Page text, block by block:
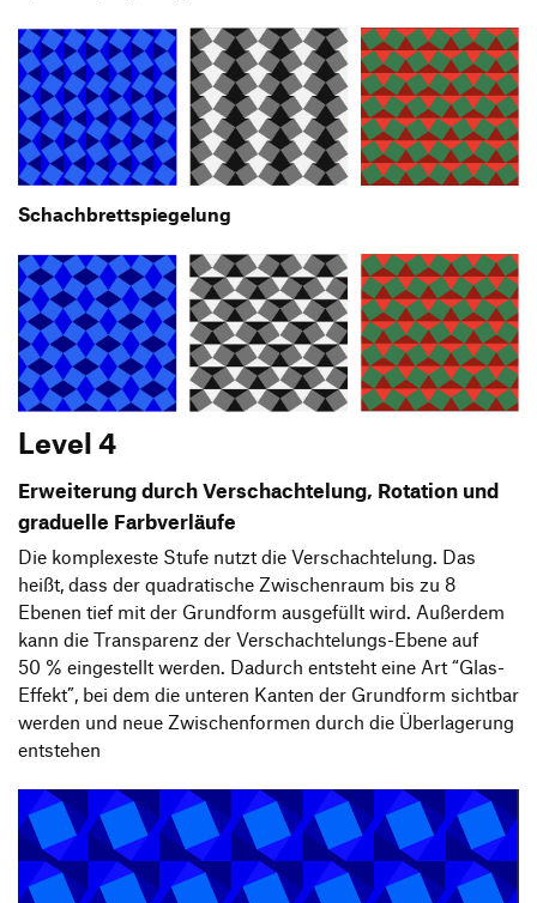
Schachbrettspiegelung
Level 4
Erweiterung durch Verschachtelung, Rotation und
graduelle Farbverläufe
Die komplexeste Stufe nutzt die Verschachtelung. Das
heißt, dass der quadratische Zwischenraum bis zu 8
Ebenen tief mit der Grundform ausgefüllt wird. Außerdem
kann die Transparenz der Verschachtelungs-Ebene auf
50 % eingestellt werden. Dadurch entsteht eine Art “Glas-
Effekt”, bei dem die unteren Kanten der Grundform sichtbar
werden und neue Zwischenformen durch die Überlagerung
entstehen